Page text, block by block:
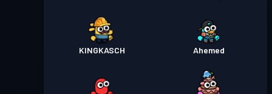
KINGKASCH Ahemed